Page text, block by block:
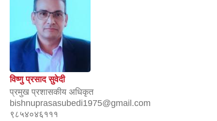
विष्णु प्रसाद सुवेदी
प्रमुख प्रशासकीय अधिकृत
bishnuprasasubedi1975@gmail.com
९८५४०४६१११